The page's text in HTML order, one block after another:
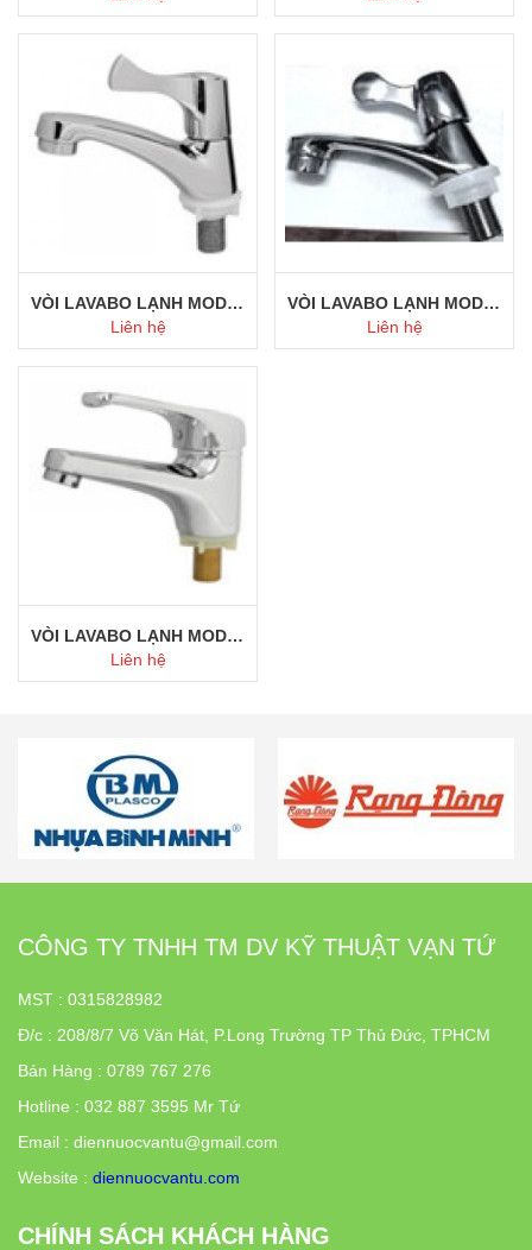
Mua ngay Mua ngay
Mua ngay
VÒI LAVABO LẠNH MODEL 112
Liên hệ
VÒI LAVABO LẠNH MODEL 111
Liên hệ
VÒI LAVABO LẠNH MODEL 110
Liên hệ
CÔNG TY TNHH TM DV KỸ THUẬT VẠN TỨ
MST : 0315828982
Đ/c : 208/8/7 Võ Văn Hát, P.Long Trường TP Thủ Đức, TPHCM
Bán Hàng : 0789 767 276
Hotline : 032 887 3595 Mr Tứ
Email : diennuocvantu@gmail.com
Website : diennuocvantu.com
CHÍNH SÁCH KHÁCH HÀNG